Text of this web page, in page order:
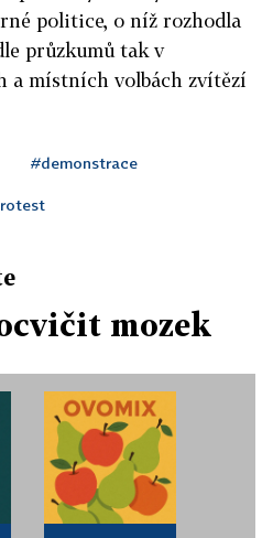
politice, o níž rozhodla
průzkumů tak v
a místních volbách zvítězí
#demonstrace
mozek